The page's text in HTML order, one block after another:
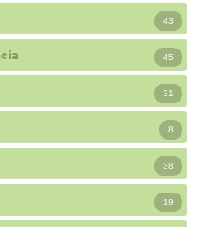
43
45
31
8
38
19